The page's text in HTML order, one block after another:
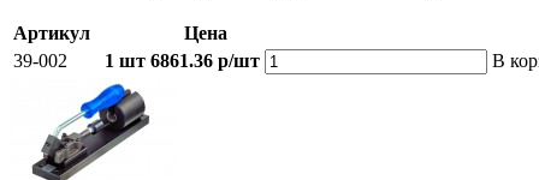
Артикул
Цена
39-002
1 шт 6861.36 р/шт В